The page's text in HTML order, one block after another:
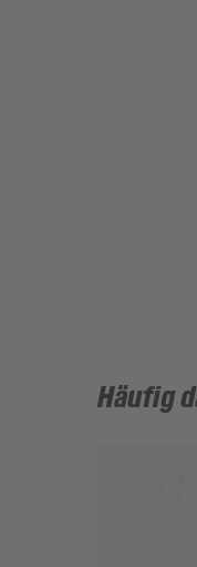
Häufig